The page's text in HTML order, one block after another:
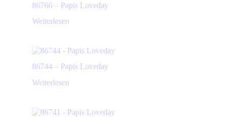
86766 – Papis Loveday
Weiterlesen
86744 – Papis Loveday
Weiterlesen